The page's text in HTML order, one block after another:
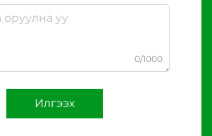
0/1000
Илгээх